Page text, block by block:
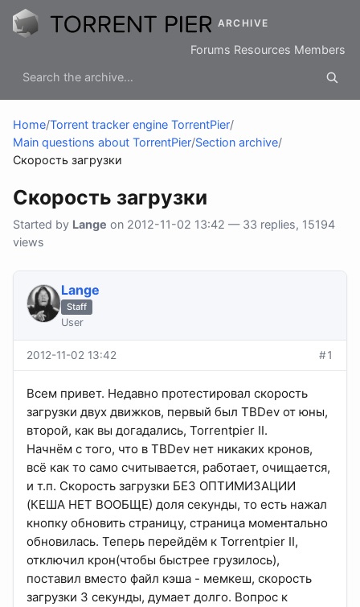
ARCHIVE
Forums Resources Members
Home/Torrent tracker engine TorrentPier/
Main questions about TorrentPier/Section archive/
Скорость загрузки
Скорость загрузки
Started by Lange on 2012-11-02 13:42 — 33 replies, 15194
views
Lange
Staff
User
2012-11-02 13:42 #1
Всем привет. Недавно протестировал скорость
загрузки двух движков, первый был TBDev от юны,
второй, как вы догадались, Torrentpier II.
Начнём с того, что в TBDev нет никаких кронов,
всё как то само считывается, работает, очищается,
и т.п. Скорость загрузки БЕЗ ОПТИМИЗАЦИИ
(КЕША НЕТ ВООБЩЕ) доля секунды, то есть нажал
кнопку обновить страницу, страница моментально
обновилась. Теперь перейдём к Torrentpier II,
отключил крон(чтобы быстрее грузилось),
поставил вместо файл кэша - мемкеш, скорость
загрузки 3 секунды, думает долго. Вопрос к